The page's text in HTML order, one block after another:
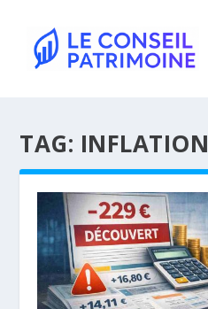
TAG: INFLATION